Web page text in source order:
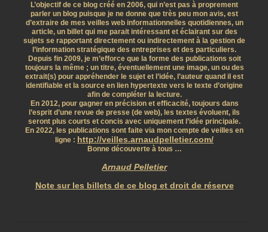
L’objectif de ce blog créé en 2006, qui n’est pas à proprement
parler un blog puisque je ne donne que très peu mon avis, est
d’extraire de mes veilles web informationnelles quotidiennes, un
article, un billet qui me parait intéressant et éclairant sur des
sujets se rapportant directement ou indirectement à la gestion de
l’information stratégique des entreprises et des particuliers.
Depuis fin 2009, je m’efforce que la forme des publications soit
toujours la même ; un titre, éventuellement une image, un ou des
extrait(s) pour appréhender le sujet et l’idée, l’auteur quand il est
identifiable et la source en lien hypertexte vers le texte d’origine
afin de compléter la lecture.
En 2012, pour gagner en précision et efficacité, toujours dans
l’esprit d’une revue de presse (de web), les textes évoluent, ils
seront plus courts et concis avec uniquement l’idée principale.
En 2022, les publications sont faite via mon compte de veilles en
ligne : http://veilles.arnaudpelletier.com/
Bonne découverte à tous …
Arnaud Pelletier
Note sur les billets de ce blog et droit de réserve